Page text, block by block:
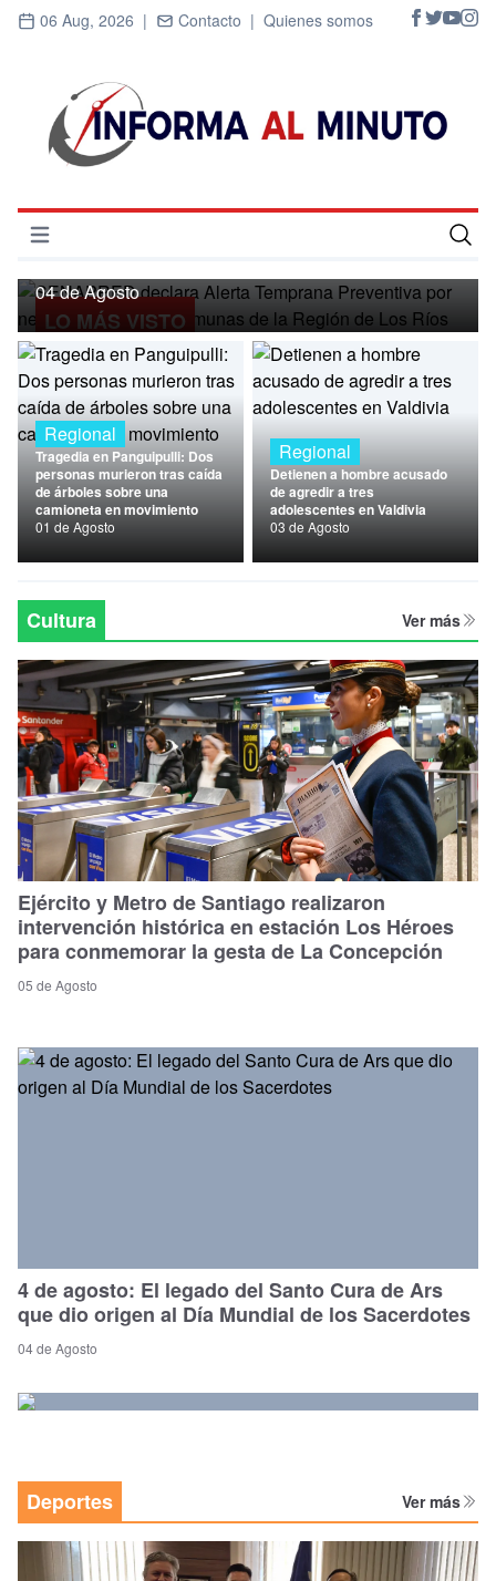
06 Aug, 2026 | Contacto | Quienes somos
Abrir menú
Inicio
Cultura
Deportes
Economía
Entrevistas
Nacional
Política
Regional
LO MÁS VISTO
Regional
SENAPRED declara Alerta Temprana
Preventiva por nevadas para ocho
04 de Agosto
Regional
Tragedia en Panguipulli: Dos
personas murieron tras caída
de árboles sobre una
camioneta en movimiento
01 de Agosto
Regional
Detienen a hombre acusado
de agredir a tres
adolescentes en Valdivia
03 de Agosto
Cultura Ver más
Ejército y Metro de Santiago realizaron
intervención histórica en estación Los Héroes
para conmemorar la gesta de La Concepción
05 de Agosto
4 de agosto: El legado del Santo Cura de Ars
que dio origen al Día Mundial de los Sacerdotes
04 de Agosto
Deportes Ver más